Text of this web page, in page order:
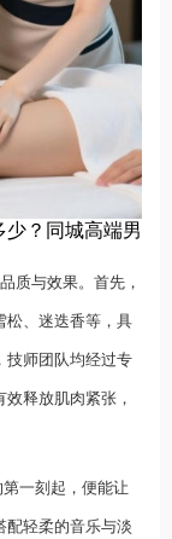
？同城高端男
质与效果。首先，
松、迷迭香等，具
技师团队均经过专
释放肌肉紧张，
一刻起，便能让
配轻柔的音乐与淡